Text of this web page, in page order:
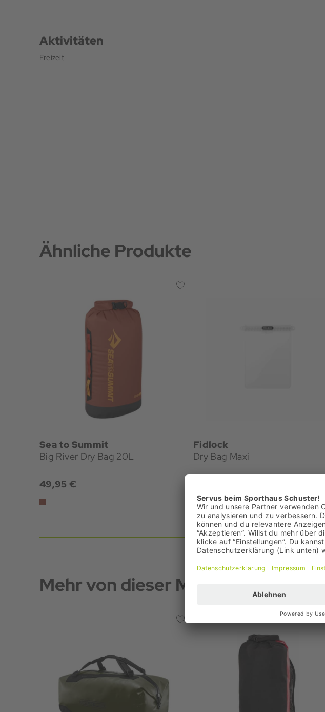
Aktivitäten
Freizeit
Ähnliche Produkte
Sea to Summit
Big River Dry Bag 20L
49,95 €
Fidlock
Dry Bag Maxi
Mehr von dieser Marke